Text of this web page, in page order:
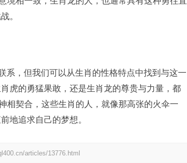
。
系，但我们可以从生肖的性格特点中找到与这一
虎的勇猛果敢，还是生肖龙的尊贵与力量，都
相契合，这些生肖的人，就像那高张的火伞一
地追求自己的梦想。
articles/13776.html